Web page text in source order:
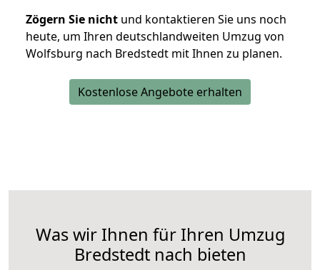
Zögern Sie nicht und kontaktieren Sie uns noch
heute, um Ihren deutschlandweiten Umzug von
Wolfsburg nach Bredstedt mit Ihnen zu planen.
Kostenlose Angebote erhalten
Was wir Ihnen für Ihren Umzug
Bredstedt nach bieten